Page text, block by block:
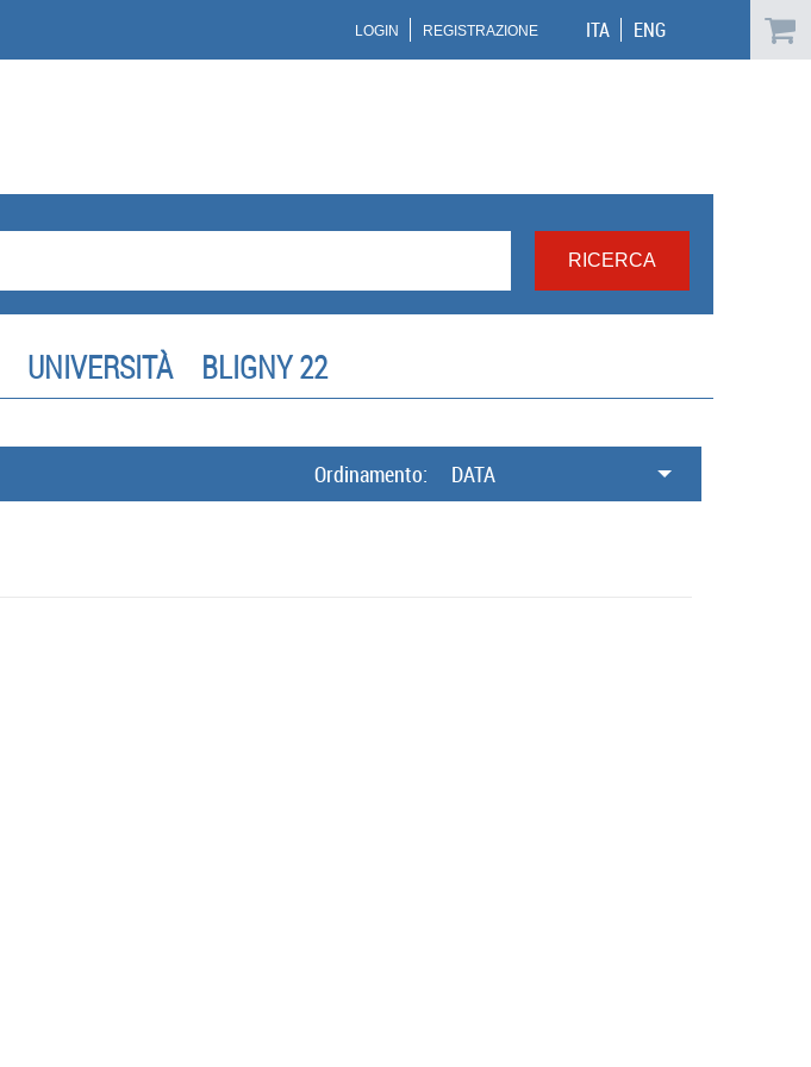
ITA ENG
LOGIN REGISTRAZIONE
UNIVERSITÀ BLIGNY 22
Ordinamento: DATA